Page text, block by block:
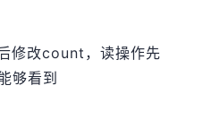
修改count，读操作先
够看到